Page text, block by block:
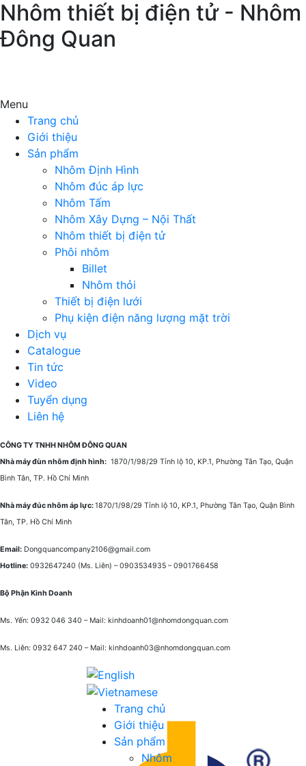
Nhôm thiết bị điện tử - Nhôm
Đông Quan
Menu
Trang chủ
Giới thiệu
Sản phẩm
Nhôm Định Hình
Nhôm đúc áp lực
Nhôm Tấm
Nhôm Xây Dựng – Nội Thất
Nhôm thiết bị điện tử
Phôi nhôm
Billet
Nhôm thỏi
Thiết bị điện lưới
Phụ kiện điện năng lượng mặt trời
Dịch vụ
Catalogue
Tin tức
Video
Tuyển dụng
Liên hệ
CÔNG TY TNHH NHÔM ĐÔNG QUAN
Nhà máy đùn nhôm định hình: 1870/1/98/29 Tỉnh lộ 10, KP.1, Phường Tân Tạo, Quận
Bình Tân, TP. Hồ Chí Minh
Nhà máy đúc nhôm áp lực:1870/1/98/29 Tỉnh lộ 10, KP.1, Phường Tân Tạo, Quận Bình
Tân, TP. Hồ Chí Minh
Email: Dongquancompany2106@gmail.com
Hotline: 0932647240 (Ms. Liên) –0903534935 –0901766458
Bộ Phận Kinh Doanh
Ms. Yến: 0932 046 340 – Mail: kinhdoanh01@nhomdongquan.com
Ms. Liên: 0932 647 240 – Mail: kinhdoanh03@nhomdongquan.com
Trang chủ
Giới thiệu
Sản phẩm
Nhôm